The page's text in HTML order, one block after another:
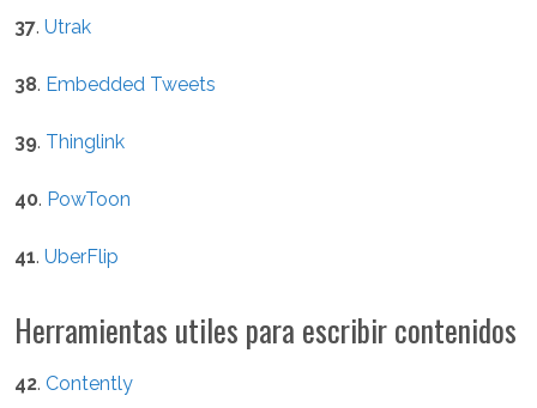
37. Utrak
38. Embedded Tweets
39. Thinglink
40. PowToon
41. UberFlip
Herramientas utiles para escribir contenidos
42. Contently